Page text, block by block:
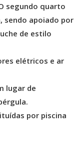
segundo quarto
sendo apoiado por
de estilo
elétricos e ar
lugar de
por piscina